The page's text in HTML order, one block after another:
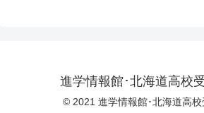
進学情報館･北海道高校
© 2021 進学情報館･北海道高校